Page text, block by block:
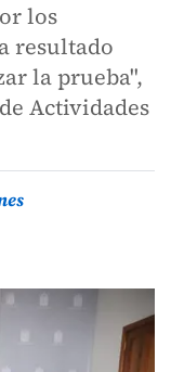
los
resultado
la prueba",
Actividades